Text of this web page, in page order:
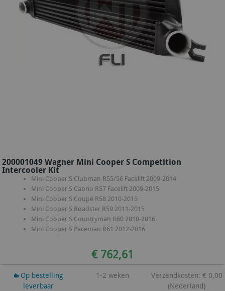
200001049 Wagner Mini Cooper S Competition
Intercooler Kit
Mini Cooper S Clubman R55/56 Facelift 2009-2014
Mini Cooper S Cabrio R57 Facelift 2009-2015
Mini Cooper S Coupé R58 2010-2015
Mini Cooper S Roadster R59 2011-2015
Mini Cooper S Countryman R60 2010-2016
Mini Cooper S Paceman R61 2012-2016
€ 762,61
Op bestelling
leverbaar
1-2 weken
Verzendkosten: € 0,00
(Nederland)